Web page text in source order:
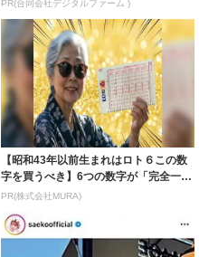
PR(合同会社デジタルファーム )
【昭和43年以前生まれはロト６この数
字を買うべき】6つの数字が「完全一
致」する方...
PR(株式会社MURA)